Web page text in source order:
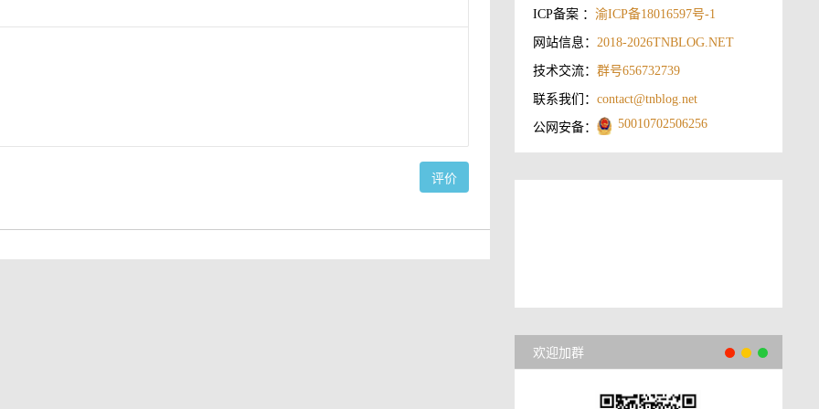
评价
ICP备案 ：渝ICP备18016597号-1
网站信息：2018-2026TNBLOG.NET
技术交流：群号656732739
联系我们：contact@tnblog.net
公网安备： 50010702506256
欢迎加群